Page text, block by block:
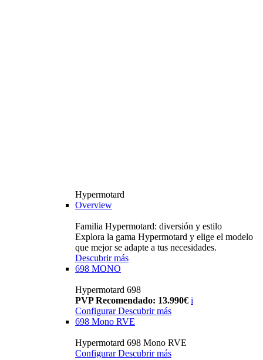
Hypermotard
Overview
Familia Hypermotard: diversión y estilo
Explora la gama Hypermotard y elige el modelo
que mejor se adapte a tus necesidades.
Descubrir más
698 MONO
Hypermotard 698
PVP Recomendado: 13.990€ i
ConfigurarDescubrir más
698 Mono RVE
Hypermotard 698 Mono RVE
Configurar Descubrir más